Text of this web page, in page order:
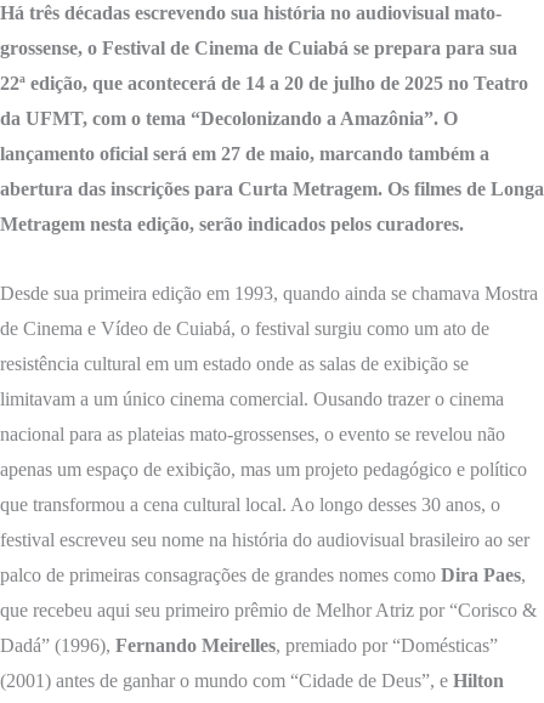
Há três décadas escrevendo sua história no audiovisual mato-
grossense, o Festival de Cinema de Cuiabá se prepara para sua
22ª edição, que acontecerá de 14 a 20 de julho de 2025 no Teatro
da UFMT, com o tema “Decolonizando a Amazônia”. O
lançamento oficial será em 27 de maio, marcando também a
abertura das inscrições para Curta Metragem. Os filmes de Longa
Metragem nesta edição, serão indicados pelos curadores.
Desde sua primeira edição em 1993, quando ainda se chamava Mostra
de Cinema e Vídeo de Cuiabá, o festival surgiu como um ato de
resistência cultural em um estado onde as salas de exibição se
limitavam a um único cinema comercial. Ousando trazer o cinema
nacional para as plateias mato-grossenses, o evento se revelou não
apenas um espaço de exibição, mas um projeto pedagógico e político
que transformou a cena cultural local. Ao longo desses 30 anos, o
festival escreveu seu nome na história do audiovisual brasileiro ao ser
palco de primeiras consagrações de grandes nomes como Dira Paes,
que recebeu aqui seu primeiro prêmio de Melhor Atriz por “Corisco &
Dadá” (1996), Fernando Meirelles, premiado por “Domésticas”
(2001) antes de ganhar o mundo com “Cidade de Deus”, e Hilton